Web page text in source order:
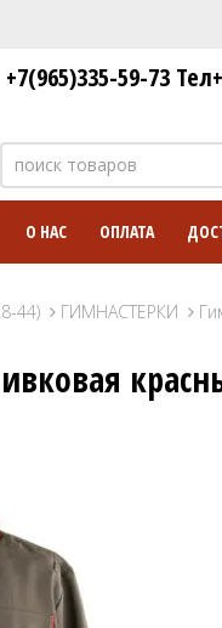
+7(965)335-59-73
О НАС ОПЛАТА
44) ГИМНАСТЕРКИ